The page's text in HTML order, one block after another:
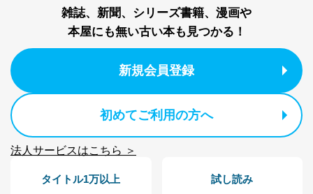
の個人情報
その他当社のプライバシーポリシ
ー等にて公表する利用目的達成の
ため
ータ（開示対象個人情報）の利用目的であり、下記4.の
なお、6、7については、パートナー（提携企業）様又は
各SNS運営会社様にご請求いただきますようお願い致し
３．個人情報の第三者提供について
当社は、取得した個人情報を適切に管理し､あらかじめ
本人の同意を得ることなく第三者に提供することはあり
雑誌、新聞、シリーズ書籍、漫画や
本屋にも無い古い本も見つかる！
新規会員登録
初めてご利用の方へ
法人サービスはこちら ＞
タイトル1万以上 試し読み